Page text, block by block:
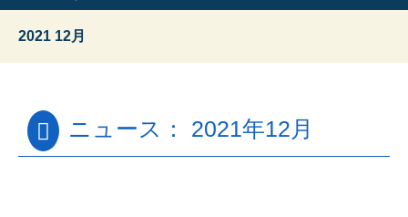
2021 12月
ニュース： 2021年12月